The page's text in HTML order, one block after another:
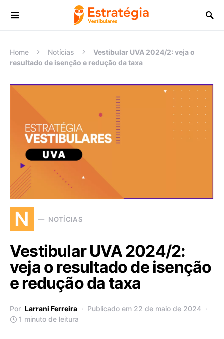
Procurar:
Home Notícias
Vestibular UVA 2024/2: veja o
resultado de isenção e redução da taxa
N NOTÍCIAS
Vestibular UVA 2024/2:
veja o resultado de isenção
e redução da taxa
Por Larrani Ferreira
Publicado em 22 de maio de 2024
1 minuto de leitura